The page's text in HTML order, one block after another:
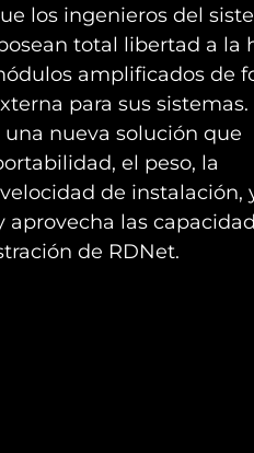
los ingenieros del
total libertad a la
amplificados de
para sus sistemas.
una nueva solución que
el peso, la
de instalación,
aprovecha las
de RDNet.